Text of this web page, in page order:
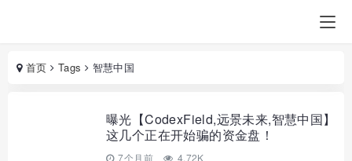
首页 Tags 智慧中国
曝光【CodexField,远景未来,智慧中国】
这几个正在开始骗的资金盘！
7个月前 4.72K